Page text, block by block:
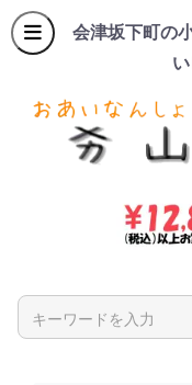
会津坂下町の
商品名やキーワード